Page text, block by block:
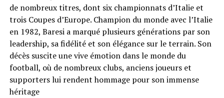
de nombreux titres, dont six championnats d’Italie et
trois Coupes d’Europe. Champion du monde avec l’Italie
en 1982, Baresi a marqué plusieurs générations par son
leadership, sa fidélité et son élégance sur le terrain. Son
décès suscite une vive émotion dans le monde du
football, où de nombreux clubs, anciens joueurs et
supporters lui rendent hommage pour son immense
héritage